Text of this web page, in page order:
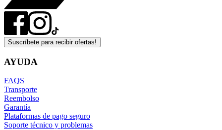
Suscríbete para recibir ofertas!
AYUDA
FAQS
Transporte
Reembolso
Garantía
Plataformas de pago seguro
Soporte técnico y problemas